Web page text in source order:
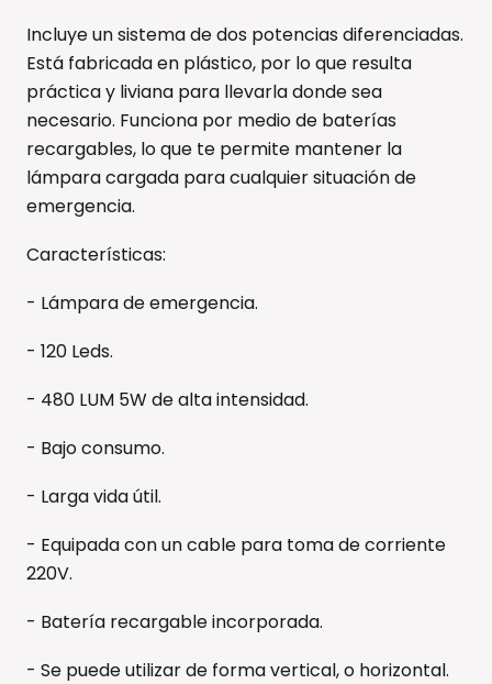
Incluye un sistema de dos potencias diferenciadas.
Está fabricada en plástico, por lo que resulta
práctica y liviana para llevarla donde sea
necesario. Funciona por medio de baterías
recargables, lo que te permite mantener la
lámpara cargada para cualquier situación de
emergencia.
Características:
- Lámpara de emergencia.
- 120 Leds.
- 480 LUM 5W de alta intensidad.
- Bajo consumo.
- Larga vida útil.
- Equipada con un cable para toma de corriente
220V.
- Batería recargable incorporada.
- Se puede utilizar de forma vertical, o horizontal.